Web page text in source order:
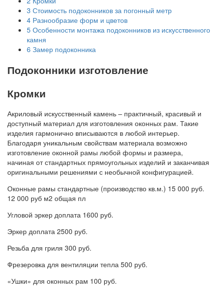
3 Стоимость подоконников за погонный метр
4 Разнообразие форм и цветов
5 Особенности монтажа подоконников из искусственного
камня
6 Замер подоконника
Подоконники изготовление
Кромки
Акриловый искусственный камень – практичный, красивый и
доступный материал для изготовления оконных рам. Такие
изделия гармонично вписываются в любой интерьер.
Благодаря уникальным свойствам материала возможно
изготовление оконной рамы любой формы и размера,
начиная от стандартных прямоугольных изделий и заканчивая
оригинальными решениями с необычной конфигурацией.
Оконные рамы стандартные (производство кв.м.) 15 000 руб.
12 000 руб м2 общая пл
Угловой эркер доплата 1600 руб.
Эркер доплата 2500 руб.
Резьба для гриля 300 руб.
Фрезеровка для вентиляции тепла 500 руб.
«Ушки» для оконных рам 100 руб.